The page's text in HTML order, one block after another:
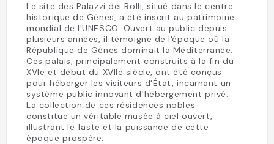
Le site des Palazzi dei Rolli, situé dans le centre
historique de Gênes, a été inscrit au patrimoine
mondial de l'UNESCO. Ouvert au public depuis
plusieurs années, il témoigne de l'époque où la
République de Gênes dominait la Méditerranée.
Ces palais, principalement construits à la fin du
XVIe et début du XVIIe siècle, ont été conçus
pour héberger les visiteurs d'État, incarnant un
système public innovant d'hébergement privé.
La collection de ces résidences nobles
constitue un véritable musée à ciel ouvert,
illustrant le faste et la puissance de cette
époque prospère.